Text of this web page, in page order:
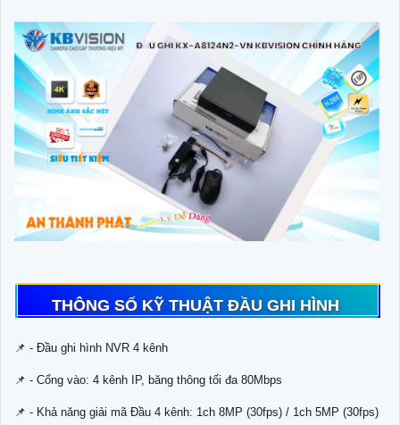
THÔNG SỐ KỸ THUẬT ĐẦU GHI HÌNH
📌 - Đầu ghi hình NVR 4 kênh
📌 - Cổng vào: 4 kênh IP, băng thông tối đa 80Mbps
📌 - Khả năng giải mã Đầu 4 kênh: 1ch 8MP (30fps) / 1ch 5MP (30fps)